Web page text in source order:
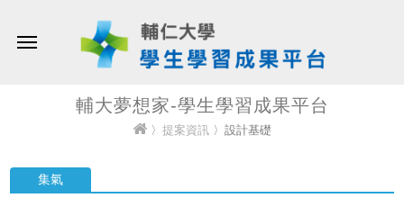
輔大夢想家-學生學習成果平台
〉 提案資訊 〉設計基礎
集氣